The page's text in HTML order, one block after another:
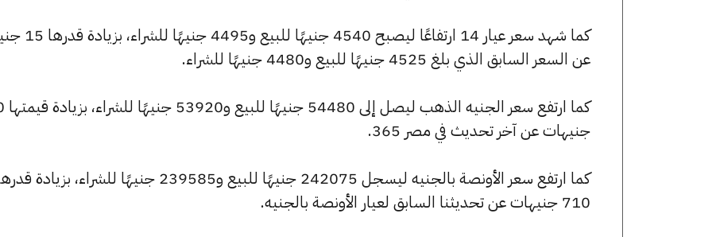
كما شهد سعر عيار 14 ارتفاعًا
عن السعر السابق الذي بلغ 4525 جنيهًا للبيع و4480 جنيهًا للشراء.
كما
جنيهات عن آخر تحديث في مصر 365.
كما ارتفع سعر الأونصة بالجنيه ليسجل 242075 جنيهًا للبيع و239585 جنيهًا للشراء، بزيادة
710 جنيهات عن تحديثنا السابق لعيار الأونصة بالجنيه.